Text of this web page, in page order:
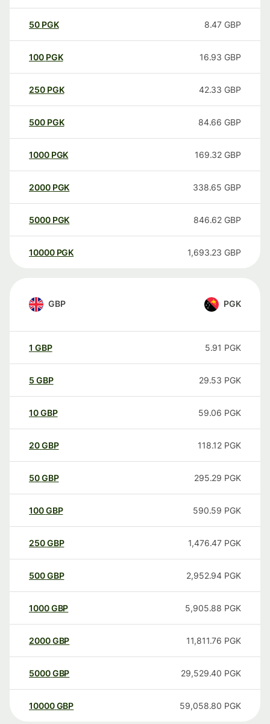
50 PGK 8.47 GBP
100 PGK 16.93 GBP
250 PGK 42.33 GBP
500 PGK 84.66 GBP
1000 PGK 169.32 GBP
2000 PGK 338.65 GBP
5000 PGK 846.62 GBP
10000 PGK 1,693.23 GBP
GBP PGK
1 GBP 5.91 PGK
5 GBP 29.53 PGK
10GBP 59.06 PGK
20GBP 118.12 PGK
50GBP 295.29 PGK
100GBP 590.59 PGK
250GBP 1,476.47 PGK
500GBP 2,952.94 PGK
1000GBP 5,905.88 PGK
2000GBP 11,811.76 PGK
5000GBP 29,529.40 PGK
10000 GBP 59,058.80 PGK